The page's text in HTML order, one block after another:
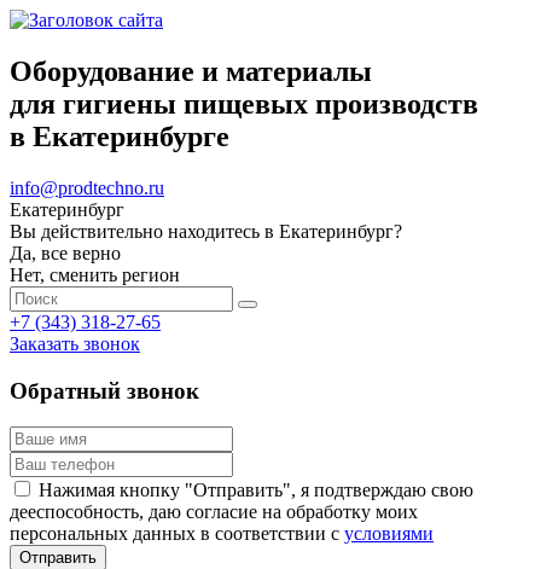
Оборудование и материалы
для гигиены пищевых производств
в Екатеринбурге
info@prodtechno.ru
Екатеринбург
Вы действительно находитесь в Екатеринбург?
Да, все верно
Нет, сменить регион
+7 (343) 318-27-65
Заказать звонок
Обратный звонок
Нажимая кнопку "Отправить", я подтверждаю свою
дееспособность, даю согласие на обработку моих
персональных данных в соответствии с условиями